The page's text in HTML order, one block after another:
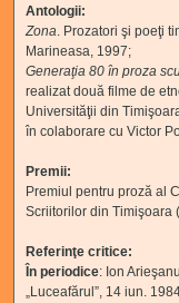
Antologii:
Zona. Prozatori şi poeţi
Marineasa, 1997;
Generaţia 80 în proza
realizat două filme de
Universităţii din
în colaborare cu Victor
Premii:
Premiul pentru proză al
Scriitorilor din Timişoara
Referinţe critice:
În periodice: Ion
„Luceafărul”, 14 iun.